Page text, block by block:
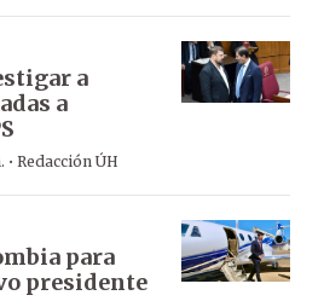
a
a
· Redacción ÚH
para
presidente